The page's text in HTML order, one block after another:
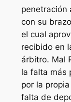
penetración
con su
el cual
recibido en
árbitro. Mal
la falta más
por la
falta de